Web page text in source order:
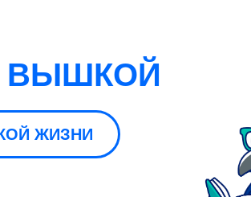
ВЫШКОЙ
ЖИЗНИ